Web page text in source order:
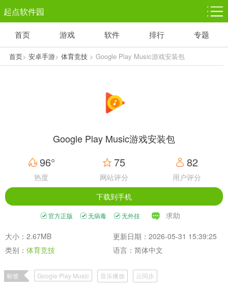
起点软件园
塔防游戏
1千+款游戏
休闲益智
1万+款游戏
体育竞技
5百+款游戏
3百+款游戏
首页 游戏 软件 排行 专题
首页> 安卓手游> 体育竞技> Google Play Music游戏安装包
Google Play Music游戏安装包
96°
热度
75
网站评分
82
用户评分
下载到手机
官方正版 无病毒 无外挂 求助
大小：2.67MB
更新日期：2026-05-31 15:39:25
类别： 体育竞技 语言：简体中文
标签 Google Play Music 音乐播放 云同步